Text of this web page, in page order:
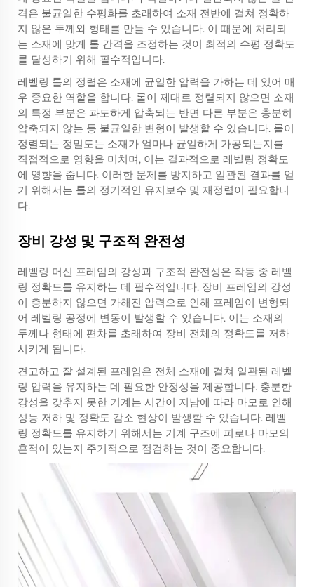
격은 불균일한 수평화를 초래하여 소재 전반에 걸쳐 정확하
지 않은 두께와 형태를 만들 수 있습니다. 이 때문에 처리되
는 소재에 맞게 롤 간격을 조정하는 것이 최적의 수평 정확도
를 달성하기 위해 필수적입니다.
레벨링 롤의 정렬은 소재에 균일한 압력을 가하는 데 있어 매
우 중요한 역할을 합니다. 롤이 제대로 정렬되지 않으면 소재
의 특정 부분은 과도하게 압축되는 반면 다른 부분은 충분히
압축되지 않는 등 불균일한 변형이 발생할 수 있습니다. 롤이
정렬되는 정밀도는 소재가 얼마나 균일하게 가공되는지를
직접적으로 영향을 미치며, 이는 결과적으로 레벨링 정확도
에 영향을 줍니다. 이러한 문제를 방지하고 일관된 결과를 얻
기 위해서는 롤의 정기적인 유지보수 및 재정렬이 필요합니
다.
장비 강성 및 구조적 완전성
레벨링 머신 프레임의 강성과 구조적 완전성은 작동 중 레벨
링 정확도를 유지하는 데 필수적입니다. 장비 프레임의 강성
이 충분하지 않으면 가해진 압력으로 인해 프레임이 변형되
어 레벨링 공정에 변동이 발생할 수 있습니다. 이는 소재의
두께나 형태에 편차를 초래하여 장비 전체의 정확도를 저하
시키게 됩니다.
견고하고 잘 설계된 프레임은 전체 소재에 걸쳐 일관된 레벨
링 압력을 유지하는 데 필요한 안정성을 제공합니다. 충분한
강성을 갖추지 못한 기계는 시간이 지남에 따라 마모로 인해
성능 저하 및 정확도 감소 현상이 발생할 수 있습니다. 레벨
링 정확도를 유지하기 위해서는 기계 구조에 피로나 마모의
흔적이 있는지 주기적으로 점검하는 것이 중요합니다.